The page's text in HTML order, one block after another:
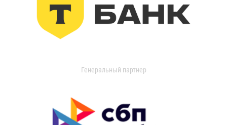
Генеральный партнер